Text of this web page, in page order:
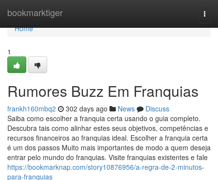
bookmarktiger
Home
Home
1
Rumores Buzz Em Franquias
frankh160mbq2 302 days ago News
Discuss
Saiba como escolher a franquia certa usando o guia completo.
Descubra tais como alinhar estes seus objetivos, competências e
recursos financeiros ao franquias ideal. Escolher a franquia certa
é um dos passos Muito mais importantes de modo a quem deseja
entrar pelo mundo do franquias. Visite franquias existentes e fale
https://bookmarknap.com/story10876956/a-regra-de-2-minutos-
para-franquias